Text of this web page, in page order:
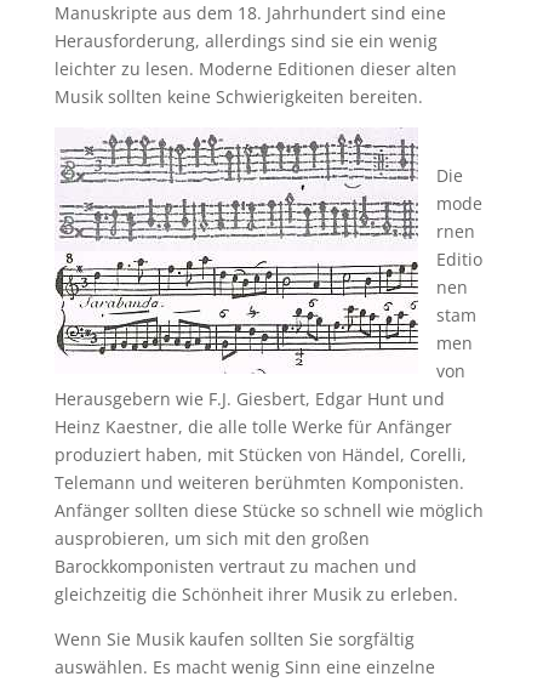
Manuskripte aus dem 18. Jahrhundert sind eine
Herausforderung, allerdings sind sie ein wenig
leichter zu lesen. Moderne Editionen dieser alten
Musik sollten keine Schwierigkeiten bereiten.
Die
mode
rnen
Editio
nen
stam
men
von
Herausgebern wie F.J. Giesbert, Edgar Hunt und
Heinz Kaestner, die alle tolle Werke für Anfänger
produziert haben, mit Stücken von Händel, Corelli,
Telemann und weiteren berühmten Komponisten.
Anfänger sollten diese Stücke so schnell wie möglich
ausprobieren, um sich mit den großen
Barockkomponisten vertraut zu machen und
gleichzeitig die Schönheit ihrer Musik zu erleben.
Wenn Sie Musik kaufen sollten Sie sorgfältig
auswählen. Es macht wenig Sinn eine einzelne